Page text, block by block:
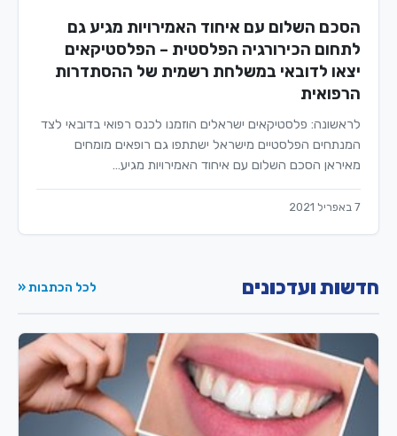
הסכם השלום עם איחוד האמירויות מגיע גם
לתחום הכירורגיה הפלסטית – הפלסטיקאים
יצאו לדובאי במשלחת רשמית של ההסתדרות
הרפואית
לראשונה: פלסטיקאים ישראלים הוזמנו לכנס רפואי בדובאי לצד
המנתחים הפלסטיים מישראל ישתתפו גם רופאים מומחים
מאיראן הסכם השלום עם איחוד האמירויות מגיע…
7 באפריל 2021
חדשות ועדכונים לכל הכתבות «